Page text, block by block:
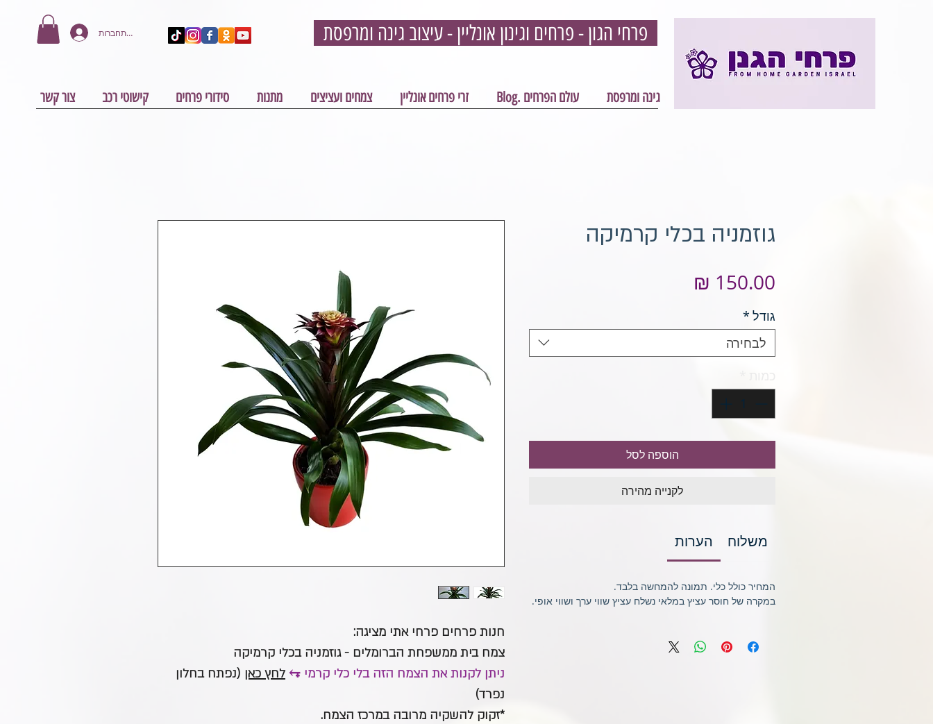
להתחברות
גינה ומרפסת עולם הפרחים .Blog זרי פרחים אונליין צמחים ועציצים מתנות סידורי פרחים קישוטי רכב צור קשר
חנות פרחים פרחי אתי מציגה:
צמח בית ממשפחת הברומלים - גוזמניה בכלי קרמיקה
ניתן לקנות את הצמח הזה בלי כלי קרמי ⥆ לחץ כאן (נפתח בחלון
נפרד)
*זקוק להשקיה מרובה במרכז הצמח.
גוזמניה בכלי קרמיקה
גודל *
לבחירה
הוספה לסל
לקנייה מהירה
הערות משלוח
המחיר כולל כלי. תמונה להמחשה בלבד.
במקרה של חוסר עציץ במלאי נשלח עציץ שווי ערך ושווי אופי.